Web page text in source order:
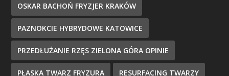
OSKAR BACHOŃ FRYZJER KRAKÓW
PAZNOKCIE HYBRYDOWE KATOWICE
PRZEDŁUŻANIE RZĘS ZIELONA GÓRA OPINIE
PŁASKA TWARZ FRYZURA RESURFACING TWARZY